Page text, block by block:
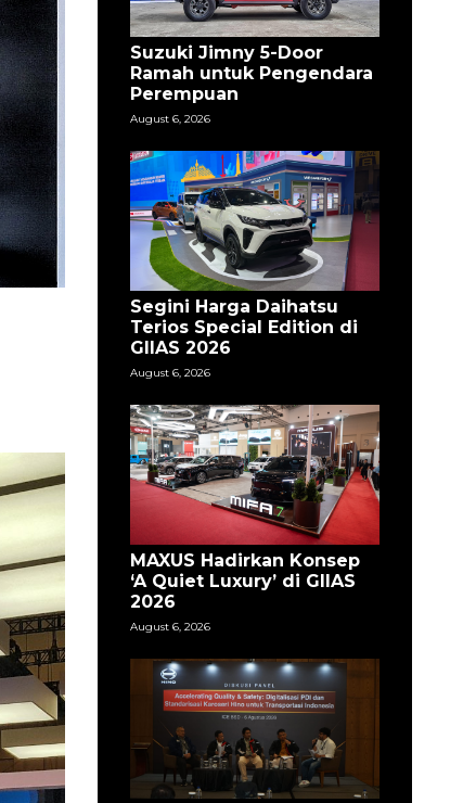
Suzuki Jimny 5-Door
Ramah untuk Pengendara
Perempuan
August 6, 2026
Segini Harga Daihatsu
Terios Special Edition di
GIIAS 2026
August 6, 2026
MAXUS Hadirkan Konsep
‘A Quiet Luxury’ di GIIAS
2026
August 6, 2026